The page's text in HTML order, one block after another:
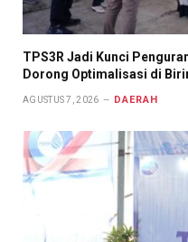
TPS3R Jadi Kunci
Dorong Optimalisasi di
AGUSTUS 7, 2026 DAERAH